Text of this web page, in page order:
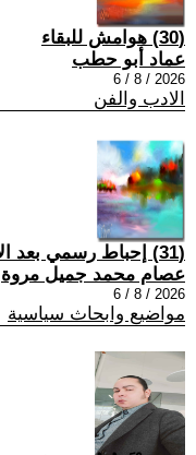
(30) هوامش للبقاء
عماد أبو حطب
2026 / 8 / 6
الادب والفن
(31) إحباط رسمي بعد الاختراقات العدوانية بلا تبرير
عصام محمد جميل مروة
2026 / 8 / 6
مواضيع وابحاث سياسية